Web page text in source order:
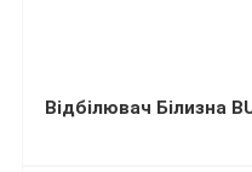
Відбілювач Білизна